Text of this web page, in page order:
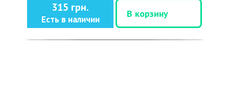
315 грн.
Есть в наличии
В корзину